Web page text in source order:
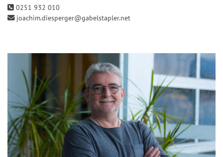
0251 932 010
joachim.diesperger@gabelstapler.net